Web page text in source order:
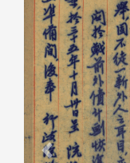
Previous